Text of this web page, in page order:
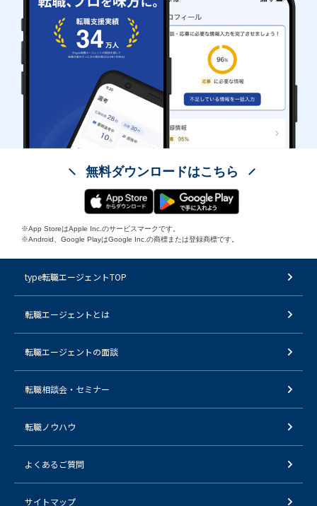
無料ダウンロードはこちら
※App StoreはApple Inc.のサービスマークです。
※Android、Google PlayはGoogle Inc.の商標または登録商標です。
type転職エージェントTOP
転職エージェントとは
転職エージェントの面談
転職相談会・セミナー
転職ノウハウ
よくあるご質問
サイトマップ